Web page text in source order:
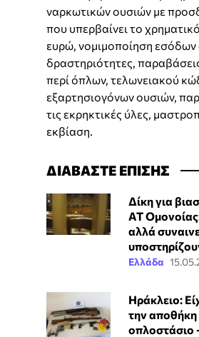
ναρκωτικών ουσιών με
που υπερβαίνει το
ευρώ, νομιμοποίηση εσόδων
δραστηριότητες,
περί όπλων, τελωνειακού
εξαρτησιογόνων ουσιών,
τις εκρηκτικές ύλες,
εκβίαση.
ΔΙΑΒΑΣΤΕ ΕΠΙΣΗΣ
Δίκη για
ΑΤ
αλλά
Ελλάδα
Ηράκλειο:
την αποθήκη
οπλοστάσιο